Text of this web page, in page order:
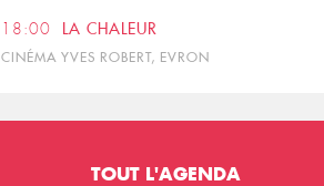
18:00 LA CHALEUR
CINÉMA YVES ROBERT, EVRON
TOUT L'AGENDA